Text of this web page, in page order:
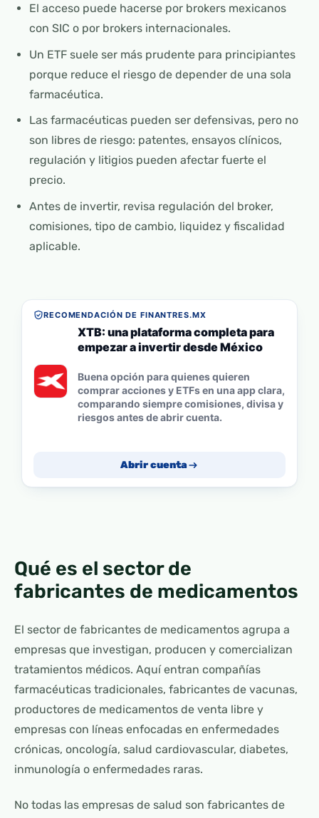
El acceso puede hacerse por brokers mexicanos
con SIC o por brokers internacionales.
Un ETF suele ser más prudente para principiantes
porque reduce el riesgo de depender de una sola
farmacéutica.
Las farmacéuticas pueden ser defensivas, pero no
son libres de riesgo: patentes, ensayos clínicos,
regulación y litigios pueden afectar fuerte el
precio.
Antes de invertir, revisa regulación del broker,
comisiones, tipo de cambio, liquidez y fiscalidad
aplicable.
RECOMENDACIÓN DE FINANTRES.MX
XTB: una plataforma completa para
empezar a invertir desde México
Buena opción para quienes quieren
comprar acciones y ETFs en una app clara,
comparando siempre comisiones, divisa y
riesgos antes de abrir cuenta.
Abrir cuenta
Qué es el sector de
fabricantes de medicamentos
El sector de fabricantes de medicamentos agrupa a
empresas que investigan, producen y comercializan
tratamientos médicos. Aquí entran compañías
farmacéuticas tradicionales, fabricantes de vacunas,
productores de medicamentos de venta libre y
empresas con líneas enfocadas en enfermedades
crónicas, oncología, salud cardiovascular, diabetes,
inmunología o enfermedades raras.
No todas las empresas de salud son fabricantes de